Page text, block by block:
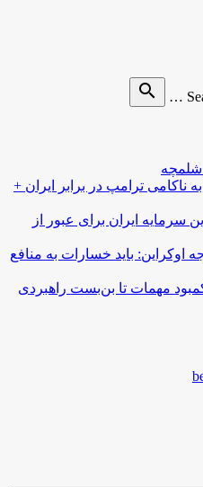
search
شلمچه
ناکامی ترامپ در برابر ایران +
سرمایه ایران برای عبور از
اوکراین: باید خسارات به منافع
مهمات تا بن‌بست راهبردی